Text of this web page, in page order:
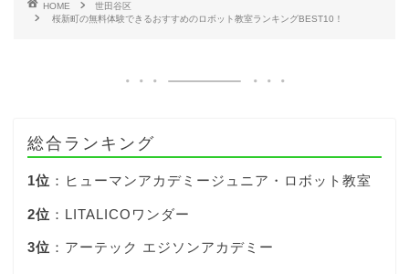
HOME
世田谷区
桜新町の無料体験できるおすすめのロボット教室ランキングBEST10！
総合ランキング
1位 ：ヒューマンアカデミージュニア・ロボット教室
2位 ：LITALICOワンダー
3位 ：アーテック エジソンアカデミー